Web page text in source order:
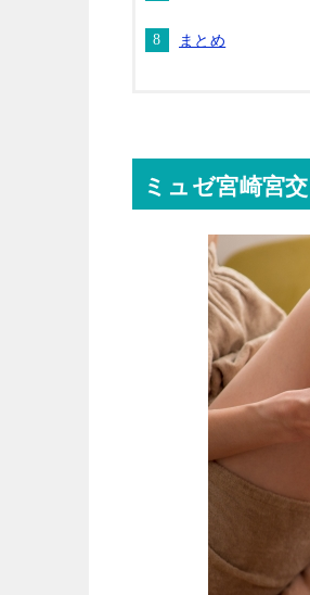
まとめ
ミュゼ宮崎宮